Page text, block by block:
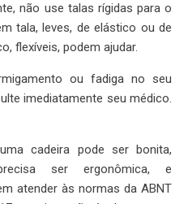
não use talas rígidas para o
tala, leves, de elástico ou de
flexíveis, podem ajudar.
ou fadiga no seu
imediatamente seu médico.
cadeira pode ser bonita,
ser ergonômica, e
atender às normas da ABNT